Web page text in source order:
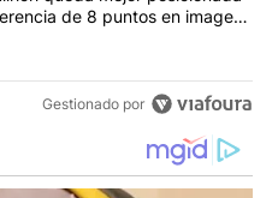
de 8 puntos en imagen
Gestionado por